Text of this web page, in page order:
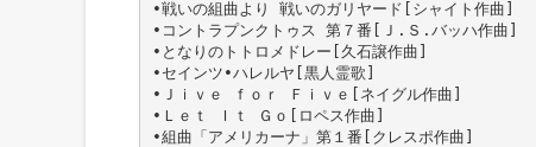
•戦いの組曲より 戦いのガリヤード[シャイト作曲]
•コントラプンクトゥス 第７番[Ｊ.Ｓ.バッハ作曲]
•となりのトトロメドレー[久石譲作曲]
•セインツ•ハレルヤ[黒人霊歌]
•Ｊｉｖｅ ｆｏｒ Ｆｉｖｅ[ネイグル作曲]
•Ｌｅｔ Ｉｔ Ｇｏ[ロペス作曲]
•組曲「アメリカーナ」第１番[クレスポ作曲]